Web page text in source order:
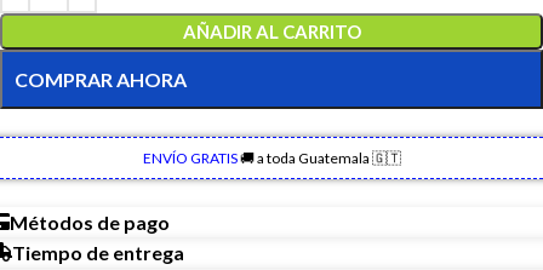
AÑADIR AL CARRITO
COMPRAR AHORA
ENVÍO GRATIS🚚 a toda Guatemala 🇬🇹
Métodos de pago
Tiempo de entrega